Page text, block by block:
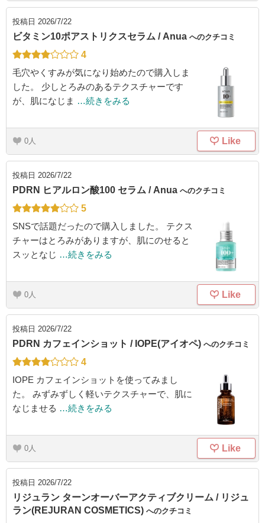
投稿日 2026/7/22
ビタミン10ポアストリクスセラム / Anua へのクチコミ
4
毛穴やくすみが気になり始めたので購入しま
した。 少しとろみのあるテクスチャーです
が、肌になじま …続きをみる
0 Like
投稿日 2026/7/22
PDRN ヒアルロン酸100 セラム / Anua へのクチコミ
5
SNSで話題だったので購入しました。 テクス
チャーはとろみがありますが、肌にのせると
スッとなじ …続きをみる
0 Like
投稿日 2026/7/22
PDRN カフェインショット / IOPE(アイオペ) へのクチコミ
4
IOPE カフェインショットを使ってみまし
た。 みずみずしく軽いテクスチャーで、肌に
なじませる …続きをみる
0 Like
投稿日 2026/7/22
リジュラン ターンオーバーアクティブクリーム / リジュ
ラン(REJURAN COSMETICS) へのクチコミ